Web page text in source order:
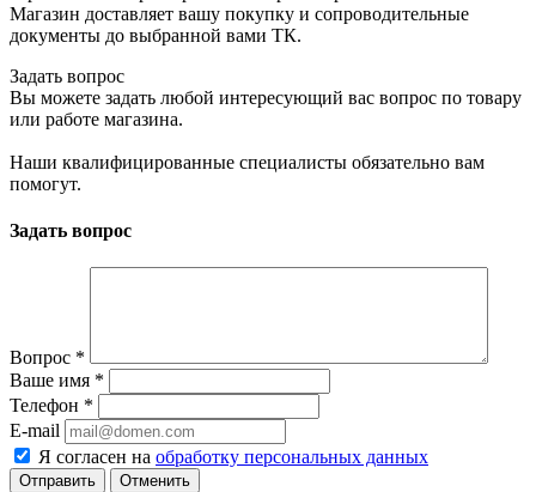
Магазин доставляет вашу покупку и сопроводительные
документы до выбранной вами ТК.
Задать вопрос
Вы можете задать любой интересующий вас вопрос по товару
или работе магазина.
Наши квалифицированные специалисты обязательно вам
помогут.
Задать вопрос
Вопрос *
Ваше имя *
Телефон *
E-mail
Я согласен на обработку персональных данных
Отменить